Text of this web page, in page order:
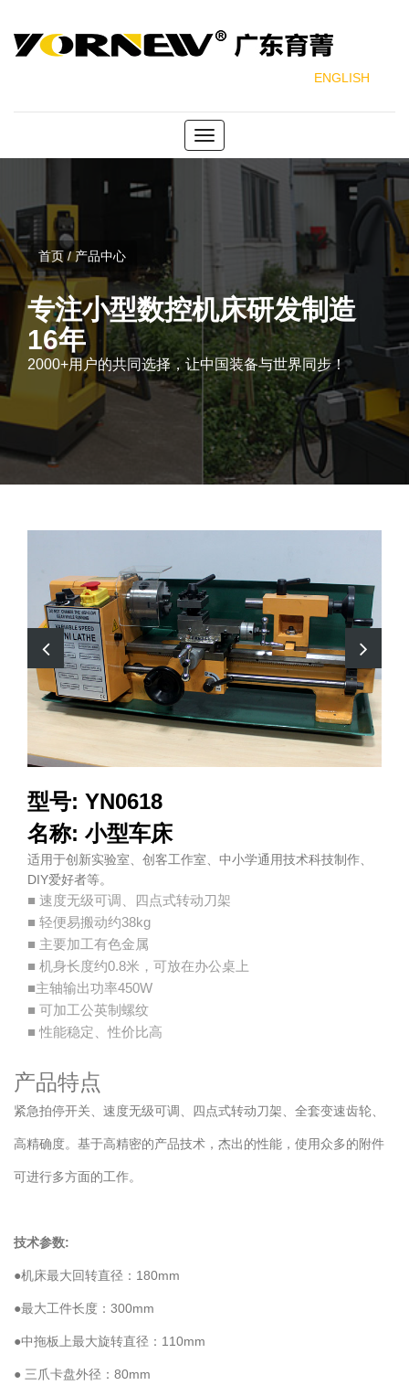
ENGLISH
Toggle
navigation
首页 / 产品中心
专注小型数控机床研发制造
16年
2000+用户的共同选择，让中国装备与世界同步！
型号: YN0618
名称: 小型车床
适用于创新实验室、创客工作室、中小学通用技术科技制作、
DIY爱好者等。
■ 速度无级可调、四点式转动刀架
■ 轻便易搬动约38kg
■ 主要加工有色金属
■ 机身长度约0.8米，可放在办公桌上
■主轴输出功率450W
■ 可加工公英制螺纹
■ 性能稳定、性价比高
产品特点
紧急拍停开关、速度无级可调、四点式转动刀架、全套变速齿轮、
高精确度。基于高精密的产品技术，杰出的性能，使用众多的附件
可进行多方面的工作。
技术参数:
●机床最大回转直径：180mm
●最大工件长度：300mm
●中拖板上最大旋转直径：110mm
● 三爪卡盘外径：80mm